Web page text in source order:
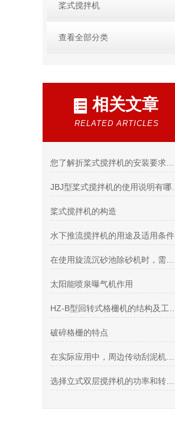
桨式搅拌机
查看全部分类
相关文章
RELATED ARTICLES
桨式搅拌机的构造
水下推流搅拌机的用途及适用条件
太阳能喷泉曝气机作用
破碎格栅的特点